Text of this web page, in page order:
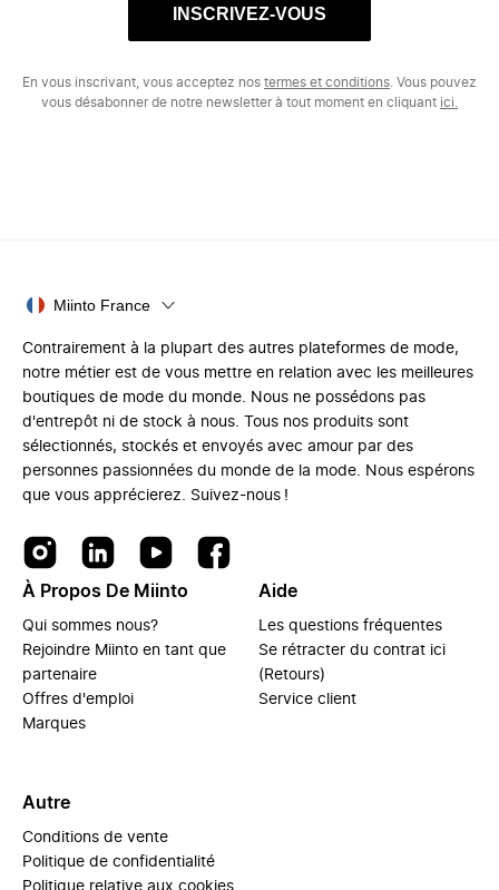
INSCRIVEZ-VOUS
En vous inscrivant, vous acceptez nos termes et conditions . Vous pouvez
vous désabonner de notre newsletter à tout moment en cliquant ici.
Miinto France
Contrairement à la plupart des autres plateformes de mode,
notre métier est de vous mettre en relation avec les meilleures
boutiques de mode du monde. Nous ne possédons pas
d'entrepôt ni de stock à nous. Tous nos produits sont
sélectionnés, stockés et envoyés avec amour par des
personnes passionnées du monde de la mode. Nous espérons
que vous apprécierez. Suivez-nous !
À Propos De Miinto
Qui sommes nous?
Rejoindre Miinto en tant que
partenaire
Offres d'emploi
Marques
Aide
Les questions fréquentes
Se rétracter du contrat ici
(Retours)
Service client
Autre
Conditions de vente
Politique de confidentialité
Politique relative aux cookies